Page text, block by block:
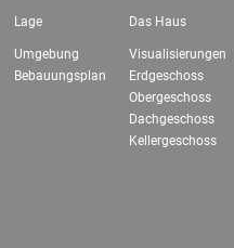
Lage
Umgebung
Bebauungsplan
Das Haus
Visualisierungen
Erdgeschoss
Obergeschoss
Dachgeschoss
Kellergeschoss